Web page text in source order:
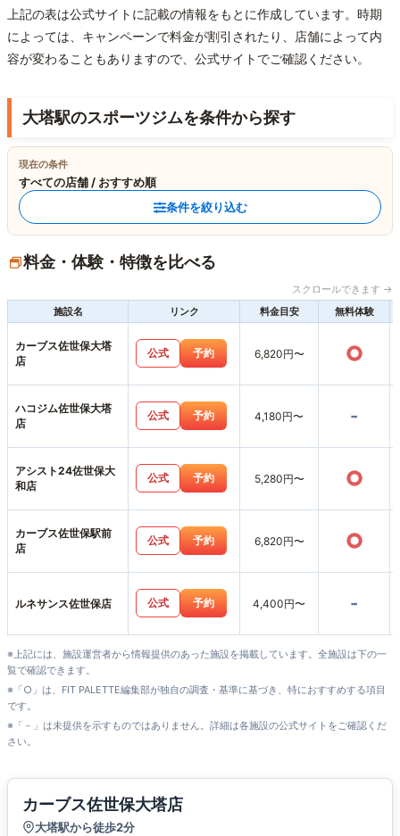
上記の表は公式サイトに記載の情報をもとに作成しています。時期
によっては、キャンペーンで料金が割引されたり、店舗によって内
容が変わることもありますので、公式サイトでご確認ください。
大塔駅のスポーツジムを条件から探す
現在の条件
すべての店舗 / おすすめ順
条件を絞り込む
料金・体験・特徴を比べる
スクロールできます →
施設名
リンク 料金目安 無料体験
カーブス佐世保大塔
店
公式 予約 6,820円〜 ○
ハコジム佐世保大塔
店
公式 予約 4,180円〜 -
アシスト24佐世保大
和店
公式 予約 5,280円〜 ○
カーブス佐世保駅前
店
公式 予約 6,820円〜 ○
ルネサンス佐世保店 公式 予約 4,400円〜 -
※上記には、施設運営者から情報提供のあった施設を掲載しています。全施設は下の一
覧で確認できます。
※「○」は、FIT PALETTE編集部が独自の調査・基準に基づき、特におすすめする項目
です。
※「－」は未提供を示すものではありません。詳細は各施設の公式サイトをご確認くだ
さい。
カーブス佐世保大塔店
大塔駅から徒歩2分